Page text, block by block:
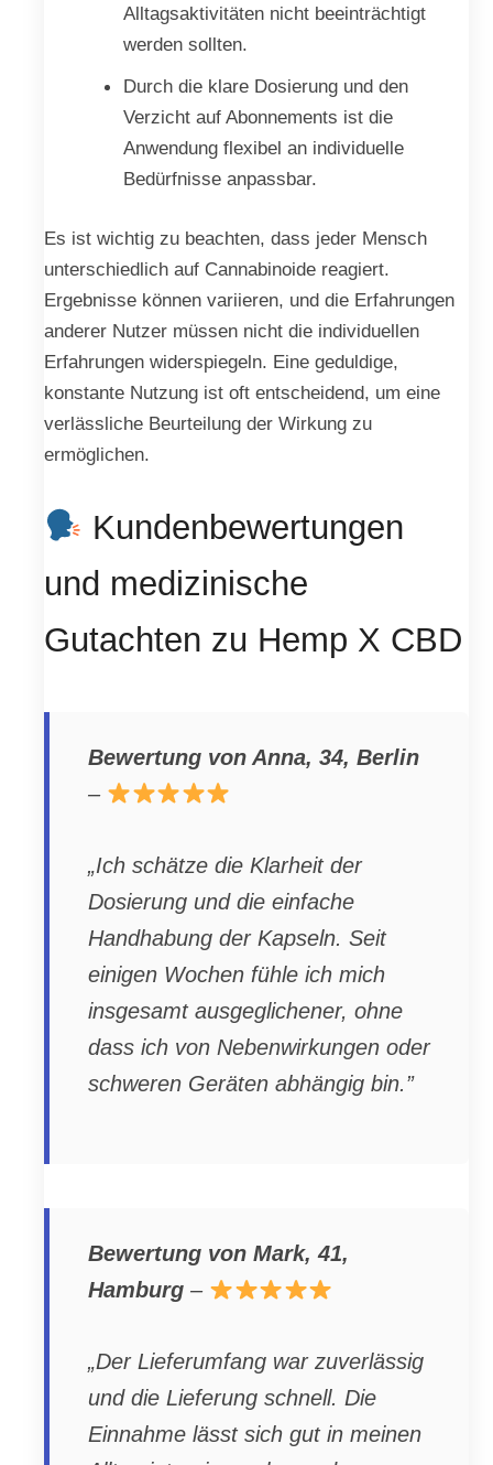
Alltagsaktivitäten nicht beeinträchtigt
werden sollten.
Durch die klare Dosierung und den
Verzicht auf Abonnements ist die
Anwendung flexibel an individuelle
Bedürfnisse anpassbar.
Es ist wichtig zu beachten, dass jeder Mensch
unterschiedlich auf Cannabinoide reagiert.
Ergebnisse können variieren, und die Erfahrungen
anderer Nutzer müssen nicht die individuellen
Erfahrungen widerspiegeln. Eine geduldige,
konstante Nutzung ist oft entscheidend, um eine
verlässliche Beurteilung der Wirkung zu
ermöglichen.
Kundenbewertungen
und medizinische
Gutachten zu Hemp X CBD
Bewertung von Anna, 34, Berlin
–
„Ich schätze die Klarheit der
Dosierung und die einfache
Handhabung der Kapseln. Seit
einigen Wochen fühle ich mich
insgesamt ausgeglichener, ohne
dass ich von Nebenwirkungen oder
schweren Geräten abhängig bin.”
Bewertung von Mark, 41,
Hamburg –
„Der Lieferumfang war zuverlässig
und die Lieferung schnell. Die
Einnahme lässt sich gut in meinen